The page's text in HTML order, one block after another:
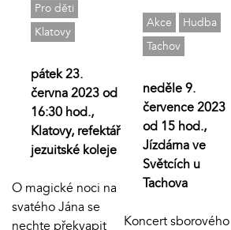
Pro děti
Klatovy
pátek 23.
června 2023 od
16:30 hod.,
Klatovy, refektář
jezuitské koleje
O magické noci na
svatého Jána se
nechte překvapit
Akce
Hudba
Tachov
neděle 9.
července 2023
od 15 hod.,
Jízdárna ve
Světcích u
Tachova
Koncert sborového